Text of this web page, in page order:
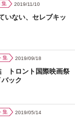
集 2019/11/10
いない、セレブキッ
集 2019/09/18
トロント国際映画祭
ック
集 2019/05/14